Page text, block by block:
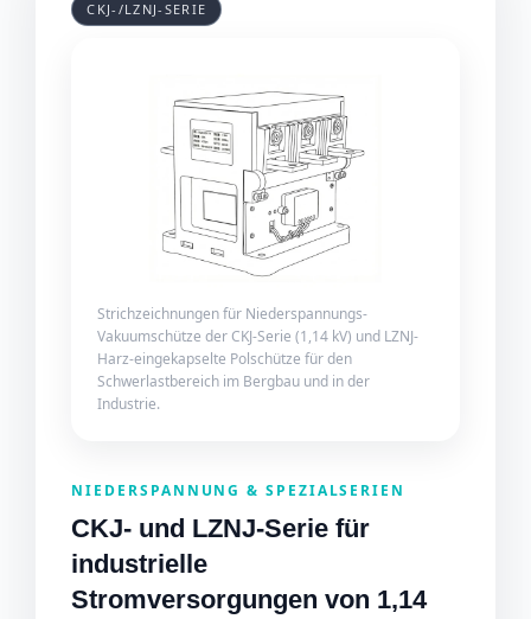
CKJ-/LZNJ-SERIE
Strichzeichnungen für Niederspannungs-
Vakuumschütze der CKJ-Serie (1,14 kV) und LZNJ-
Harz-eingekapselte Polschütze für den
Schwerlastbereich im Bergbau und in der
Industrie.
NIEDERSPANNUNG & SPEZIALSERIEN
CKJ- und LZNJ-Serie für
industrielle
Stromversorgungen von 1,14